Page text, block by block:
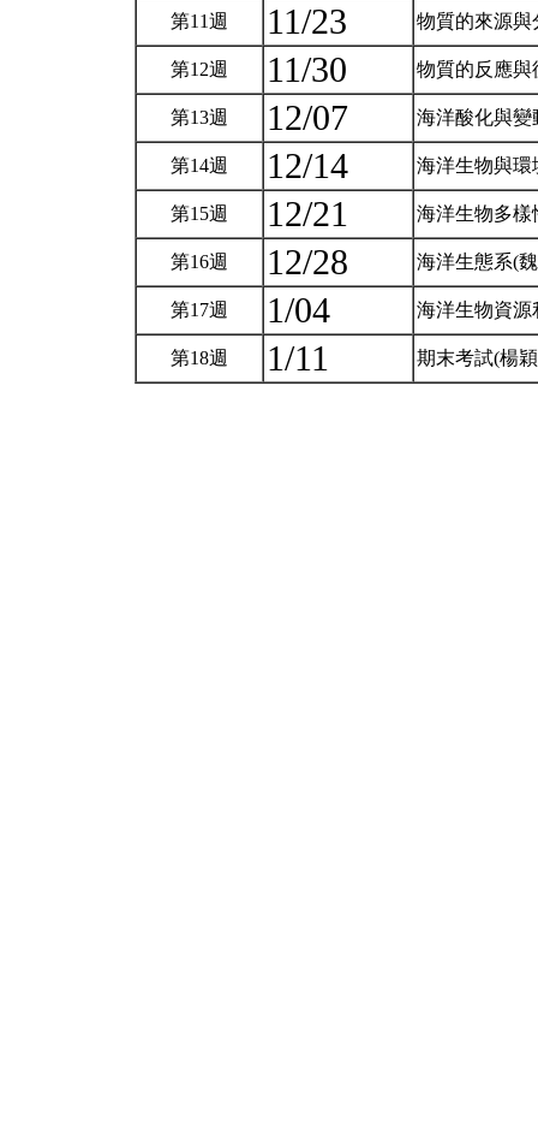
第11週 11/23 物質的來源
第12週 11/30 物質的反應
第13週 12/07 海洋酸化與
第14週 12/14 海洋生物與
第15週 12/21 海洋生物多
第16週 12/28 海洋生態系(
第17週 1/04 海洋生物資
第18週 1/11 期末考試(楊